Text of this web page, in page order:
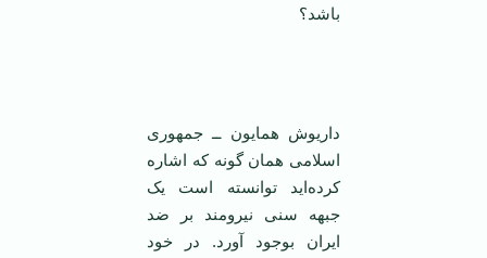
باشد؟
داریوش همایون ــ جمهوری
اسلامی ‌همان گونه که اشاره
کرده‌اید توانسته است یک
جبهه سنی نیرومند بر ضد
ایران بوجود آورد. در خود